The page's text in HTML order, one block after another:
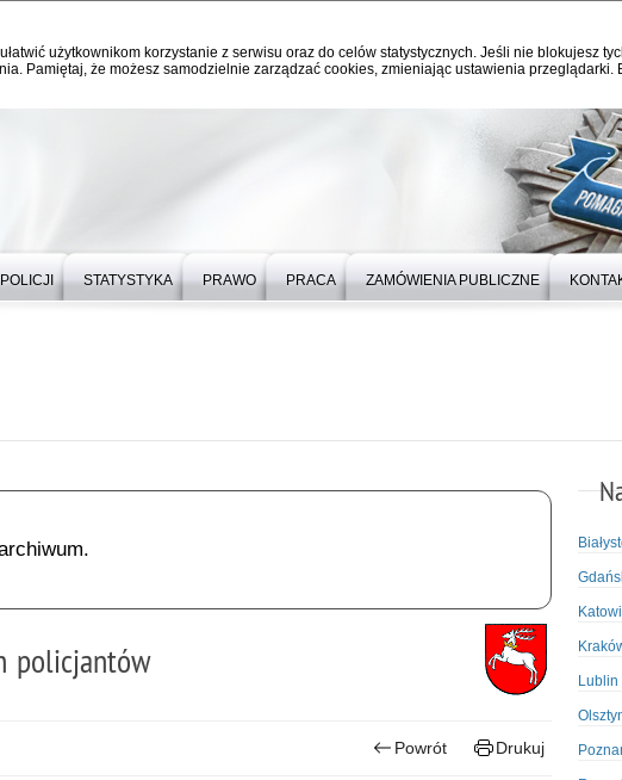
użytkownikom korzystanie z serwisu oraz do celów statystycznych. Jeśli nie blokujesz
Pamiętaj, że możesz samodzielnie zarządzać cookies, zmieniając ustawienia przeglądarki.
STATYSTYKA PRAWO PRACA ZAMÓWIENIA PUBLICZNE
policjantów
Powrót Drukuj
Lublin